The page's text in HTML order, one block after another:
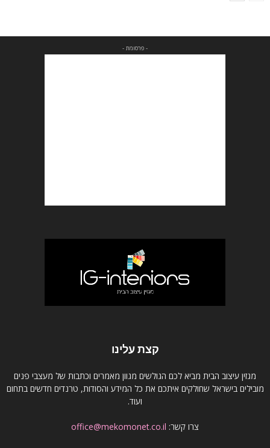
- פרסומת -
קצת עלינו
מגזין עיצוב הבית מביא לכם הגולשים מגוון מאמרים וכתבות של מעצבי פנים
מובילים בישראל שחולקים איתכם את כל המידע והסודות, טרנדים חדשים בתחום
ועוד.
צרו קשר: office@mekomonet.co.il